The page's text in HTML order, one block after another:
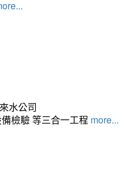
水公司
檢驗 等三合一工程 more...